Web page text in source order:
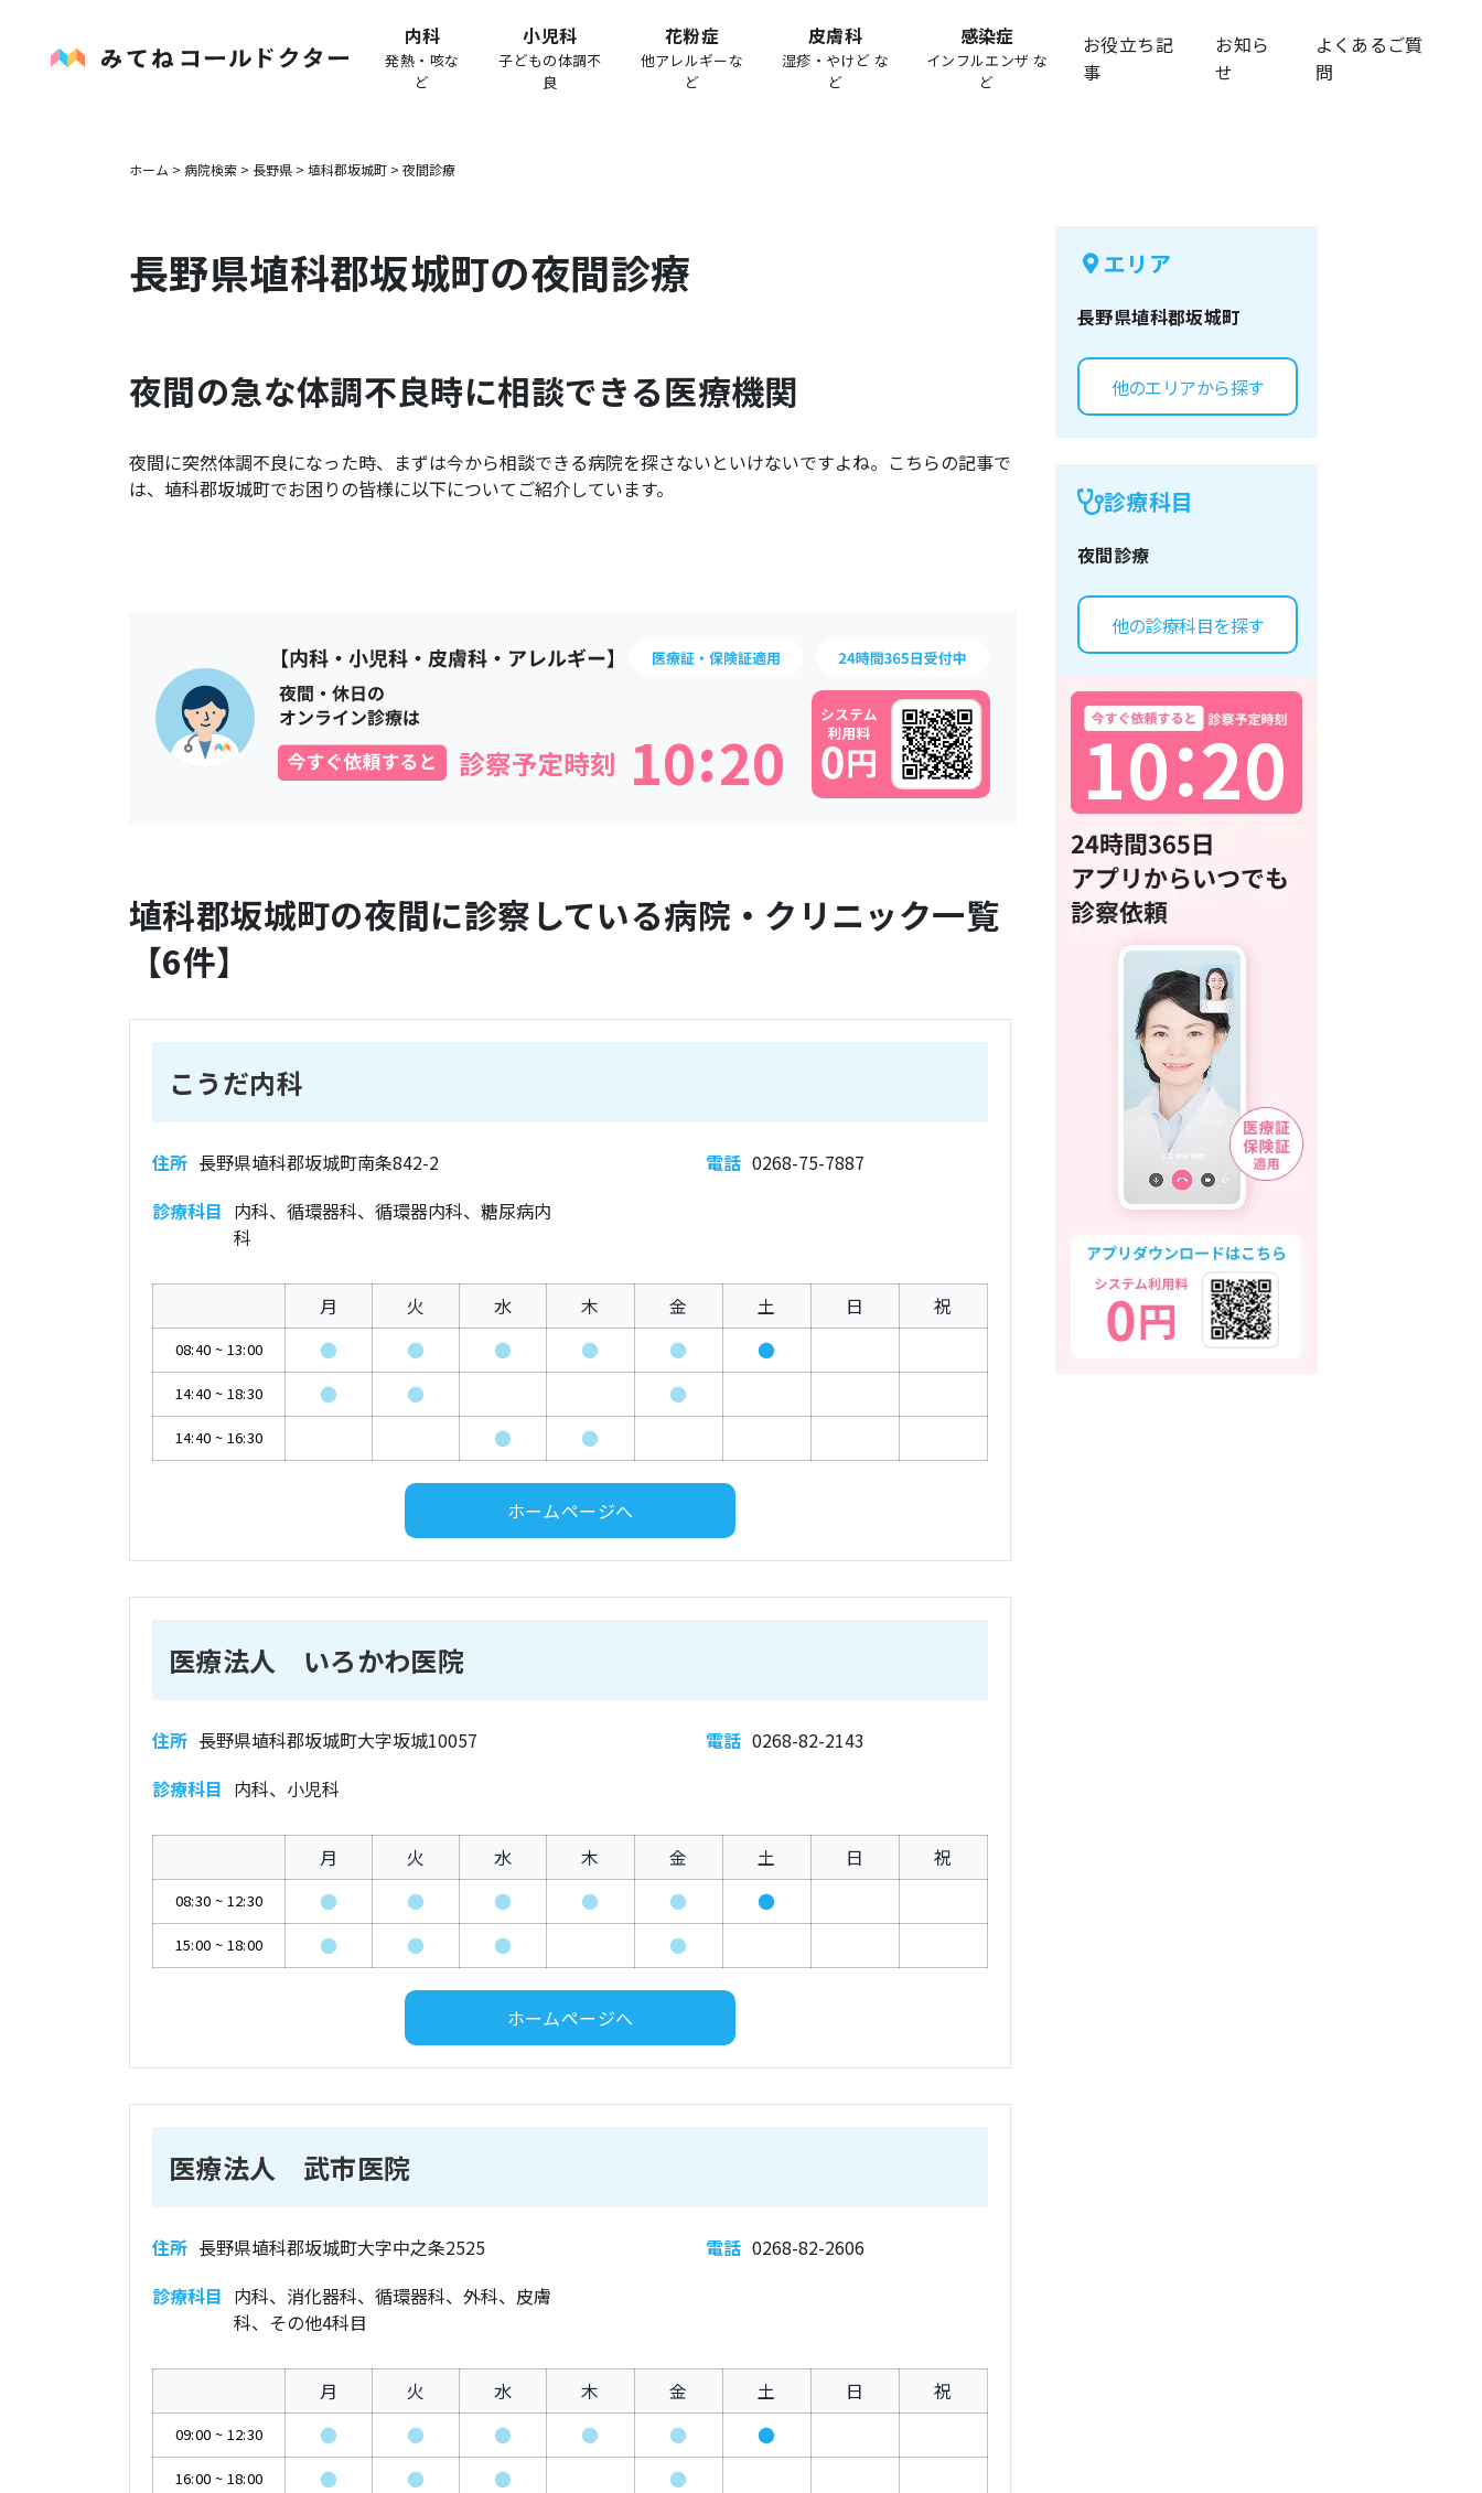
内科
発熱・咳な
ど
小児科
子どもの体調不
良
花粉症
他アレルギーな
ど
皮膚科
湿疹・やけど な
ど
感染症
インフルエンザ な
ど
お役立ち記
事
お知ら
せ
よくあるご質
問
ホーム > 病院検索 > 長野県 > 埴科郡坂城町 > 夜間診療
長野県埴科郡坂城町の夜間診療
夜間の急な体調不良時に相談できる医療機関
夜間に突然体調不良になった時、まずは今から相談できる病院を探さないといけないですよね。こちらの記事で
は、 埴科郡坂城町でお困りの皆様に以下についてご紹介しています。
10 20
:
埴科郡坂城町の夜間に診察している病院・クリニック一覧
【6件】
こうだ内科
住所 長野県埴科郡坂城町南条842-2 電話 0268-75-7887
診療科目 内科、循環器科、循環器内科、糖尿病内
科
月 火 水 木 金 土 日 祝
08:40 ~ 13:00 ● ● ● ● ● ●
14:40 ~ 18:30 ● ● ●
14:40 ~ 16:30 ● ●
ホームページへ
医療法人 いろかわ医院
住所 長野県埴科郡坂城町大字坂城10057 電話 0268-82-2143
診療科目 内科、小児科
月 火 水 木 金 土 日 祝
08:30 ~ 12:30 ● ● ● ● ● ●
15:00 ~ 18:00 ● ● ● ●
ホームページへ
医療法人 武市医院
住所 長野県埴科郡坂城町大字中之条2525 電話 0268-82-2606
診療科目 内科、消化器科、循環器科、外科、皮膚
科、その他4科目
月 火 水 木 金 土 日 祝
09:00 ~ 12:30 ● ● ● ● ● ●
16:00 ~ 18:00 ● ● ● ●
エリア
長野県埴科郡坂城町
他のエリアから探す
診療科目
夜間診療
他の診療科目を探す
10：
20